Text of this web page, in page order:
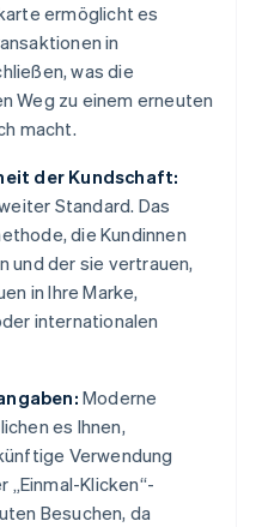
ermöglicht es
in
was die
Weg zu einem erneuten
macht.
der Kundschaft:
Standard. Das
die Kundinnen
und der sie vertrauen,
in Ihre Marke,
internationalen
Moderne
es Ihnen,
Verwendung
„Einmal-Klicken“-
Besuchen, da